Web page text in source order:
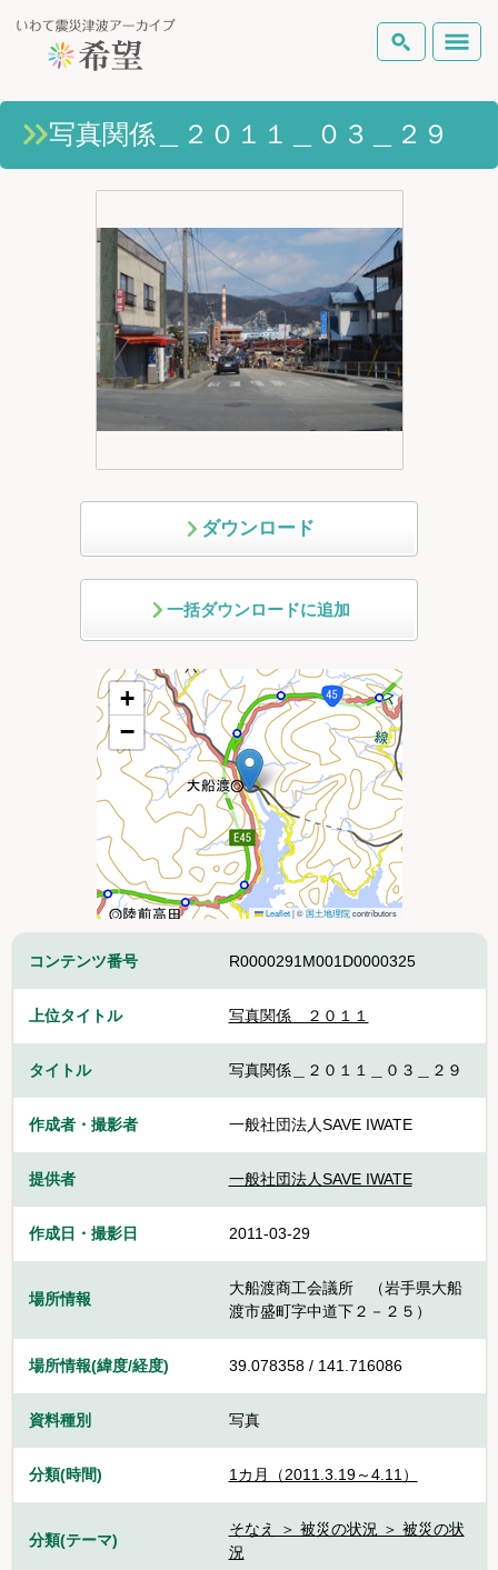
いわて震災津波アーカイブとは
ピックアップコンテンツ
Foreign Laguage
検索
写真関係＿２０１１＿０３＿２９
ダウンロード
一括ダウンロードに追加
+
−
Leaflet |©国土地理院contributors
コンテンツ番号 R0000291M001D0000325
上位タイトル 写真関係 ２０１１
タイトル 写真関係＿２０１１＿０３＿２９
作成者・撮影者 一般社団法人SAVE IWATE
提供者 一般社団法人SAVE IWATE
作成日・撮影日 2011-03-29
場所情報
大船渡商工会議所 （岩手県大船
渡市盛町字中道下２－２５）
場所情報(緯度/経度) 39.078358 / 141.716086
資料種別 写真
分類(時間) 1カ月（2011.3.19～4.11）
分類(テーマ)
そなえ ＞ 被災の状況 ＞ 被災の状
況